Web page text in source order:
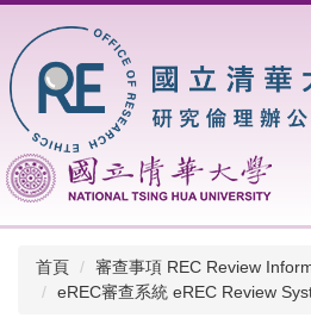
到
主
要
內
區
首頁
審查事項 REC Review
eREC審查系統 eREC Review